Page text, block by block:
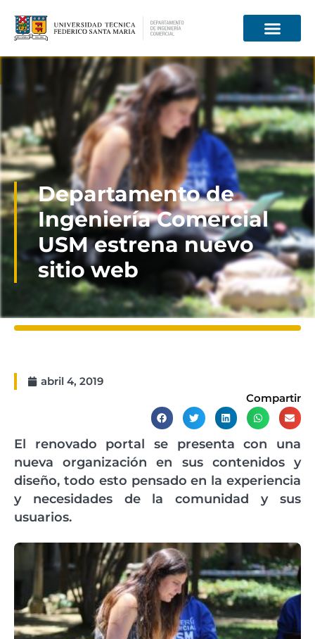
Información para
Departamento de
Ingeniería Comercial
USM estrena nuevo
sitio web
abril 4, 2019
Compartir
El renovado portal se presenta con una
nueva organización en sus contenidos y
diseño, todo esto pensado en la experiencia
y necesidades de la comunidad y sus
usuarios.